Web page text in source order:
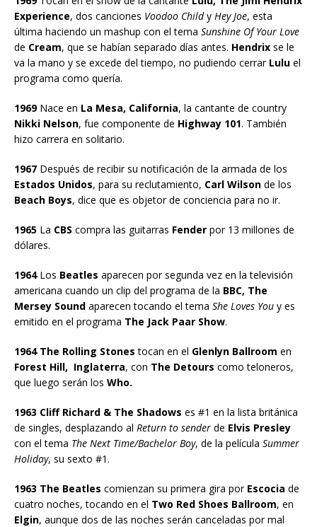
Experience, dos canciones Voodoo Childy Hey Joe, esta
última haciendo un mashup con el tema Sunshine Of Your Love
de Cream, que se habían separado días antes. Hendrix se le
va la mano y se excede del tiempo, no pudiendo cerrar Lulu el
programa como quería.
1969Nace en La Mesa, California, la cantante de country
Nikki Nelson, fue componente de Highway 101. También
hizo carrera en solitario.
1967 Después de recibir su notificación de la armada de los
Estados Unidos, para su reclutamiento, Carl Wilson de los
Beach Boys, dice que es objetor de conciencia para no ir.
1965 La CBS compra las guitarras Fender por 13 millones de
dólares.
1964Los Beatles aparecen por segunda vez en la televisión
americana cuando un clip del programa de la BBC, The
Mersey Sound aparecen tocando el tema She Loves You y es
emitido en el programa The Jack Paar Show.
1964 The Rolling Stones tocan en el Glenlyn Ballroom en
Forest Hill, Inglaterra, con The Detours como teloneros,
que luego serán los Who.
1963 Cliff Richard & The Shadows es #1 en la lista británica
de singles, desplazando al Return to sender de Elvis Presley
con el tema The Next Time/Bachelor Boy, de la película Summer
Holiday, su sexto #1.
1963 The Beatles comienzan su primera gira porEscocia de
cuatro noches, tocando en el Two Red Shoes Ballroom, en
Elgin, aunque dos de las noches serán canceladas por mal